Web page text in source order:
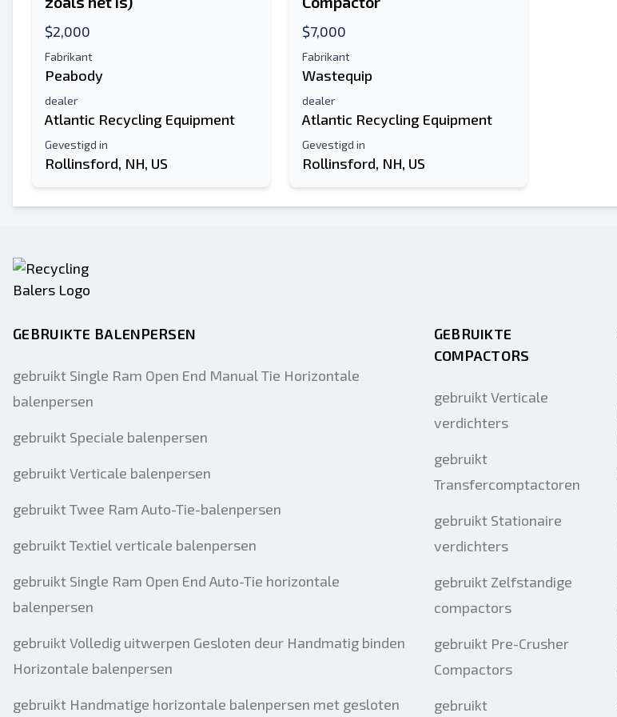
$2,000
Fabrikant
Peabody
dealer
Atlantic Recycling Equipment
Gevestigd in
Rollinsford, NH, US
$7,000
Fabrikant
Wastequip
dealer
Atlantic Recycling Equipment
Gevestigd in
Rollinsford, NH, US
GEBRUIKTE BALENPERSEN
gebruikt Single Ram Open End Manual Tie Horizontale
balenpersen
gebruikt Speciale balenpersen
gebruikt Verticale balenpersen
gebruikt Twee Ram Auto-Tie-balenpersen
gebruikt Textiel verticale balenpersen
gebruikt Single Ram Open End Auto-Tie horizontale
balenpersen
gebruikt Volledig uitwerpen Gesloten deur Handmatig binden
Horizontale balenpersen
gebruikt Handmatige horizontale balenpersen met gesloten
GEBRUIKTE
COMPACTORS
gebruikt Verticale
verdichters
gebruikt
Transfercomptactoren
gebruikt Stationaire
verdichters
gebruikt Zelfstandige
compactors
gebruikt Pre-Crusher
Compactors
gebruikt